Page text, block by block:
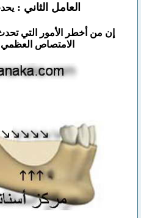
العامل الثاني :
إن من أخطر الأمور التي
الامتصاص